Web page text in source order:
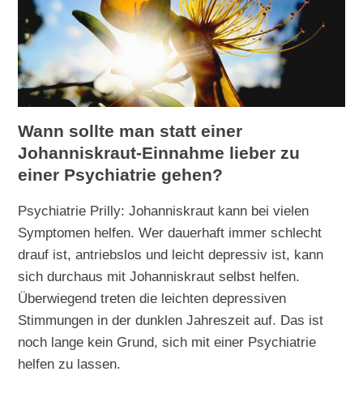
Wann sollte man statt einer
Johanniskraut-Einnahme lieber zu
einer Psychiatrie gehen?
Psychiatrie Prilly: Johanniskraut kann bei vielen
Symptomen helfen. Wer dauerhaft immer schlecht
drauf ist, antriebslos und leicht depressiv ist, kann
sich durchaus mit Johanniskraut selbst helfen.
Überwiegend treten die leichten depressiven
Stimmungen in der dunklen Jahreszeit auf. Das ist
noch lange kein Grund, sich mit einer Psychiatrie
helfen zu lassen.